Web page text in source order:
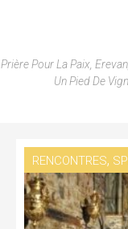
Prière Pour La Paix,
Un Pied De
RENCONTRES,